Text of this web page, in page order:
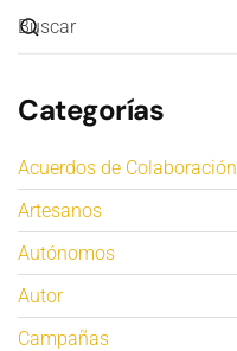
Categorías
Acuerdos de Colaboración
Artesanos
Autónomos
Autor
Campañas